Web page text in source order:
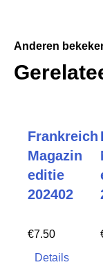
Anderen
Frankreich
Magazin
editie
202402
€7.50
Details